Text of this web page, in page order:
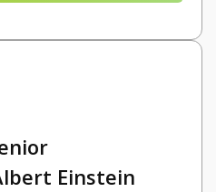
Einstein